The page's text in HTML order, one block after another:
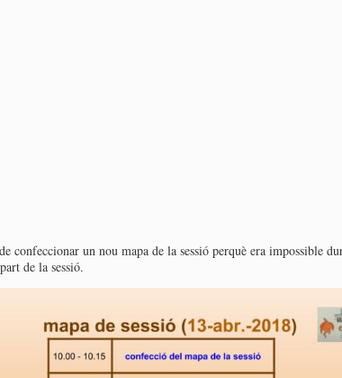
confeccionar un nou mapa de la sessió perquè era impossible
de la sessió.